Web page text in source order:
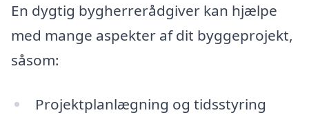
En dygtig bygherrerådgiver kan hjælpe
med mange aspekter af dit byggeprojekt,
såsom:
Projektplanlægning og tidsstyring